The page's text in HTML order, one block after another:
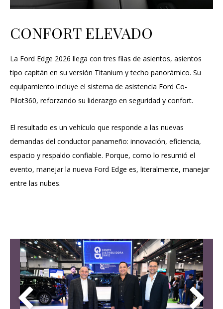
CONFORT ELEVADO
La Ford Edge 2026 llega con tres filas de asientos, asientos
tipo capitán en su versión Titanium y techo panorámico. Su
equipamiento incluye el sistema de asistencia Ford Co-
Pilot360, reforzando su liderazgo en seguridad y confort.
El resultado es un vehículo que responde a las nuevas
demandas del conductor panameño: innovación, eficiencia,
espacio y respaldo confiable. Porque, como lo resumió el
evento, manejar la nueva Ford Edge es, literalmente, manejar
entre las nubes.